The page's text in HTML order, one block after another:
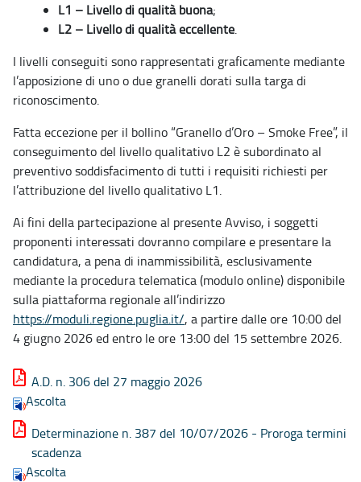
L1 – Livello di qualità buona;
L2 – Livello di qualità eccellente.
I livelli conseguiti sono rappresentati graficamente mediante
l’apposizione di uno o due granelli dorati sulla targa di
riconoscimento.
Fatta eccezione per il bollino “Granello d’Oro – Smoke Free”, il
conseguimento del livello qualitativo L2 è subordinato al
preventivo soddisfacimento di tutti i requisiti richiesti per
l’attribuzione del livello qualitativo L1.
Ai fini della partecipazione al presente Avviso, i soggetti
proponenti interessati dovranno compilare e presentare la
candidatura, a pena di inammissibilità, esclusivamente
mediante la procedura telematica (modulo online) disponibile
sulla piattaforma regionale all’indirizzo
https://moduli.regione.puglia.it/, a partire dalle ore 10:00 del
4 giugno 2026 ed entro le ore 13:00 del 15 settembre 2026.
A.D. n. 306 del 27 maggio 2026
Ascolta
Determinazione n. 387 del 10/07/2026 - Proroga termini
scadenza
Ascolta